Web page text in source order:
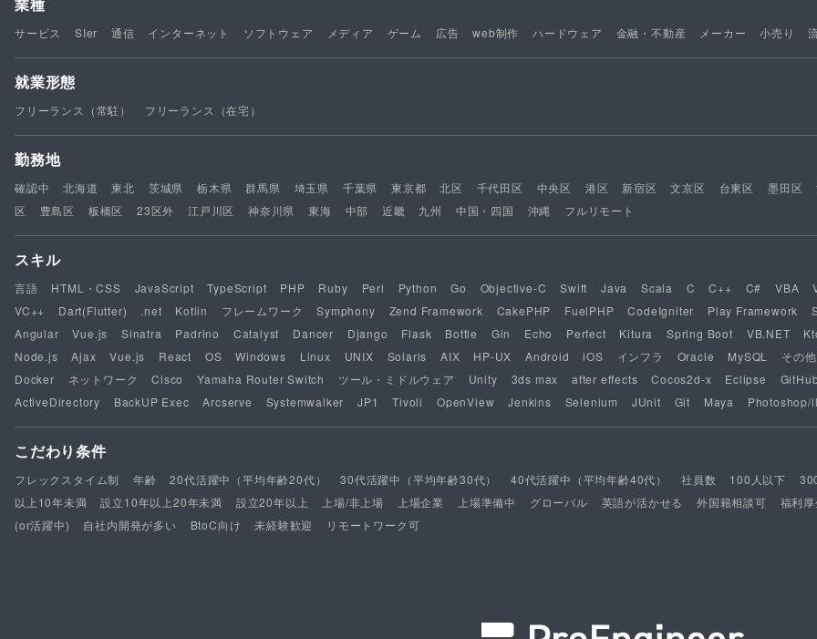
サービス SIer 通信 インターネット ソフトウェア メディア ゲーム 広告 web制作 ハードウェア 金融・不動産 メーカー 小売り
就業形態
フリーランス（常駐） フリーランス（在宅）
勤務地
確認中 北海道 東北 茨城県 栃木県 群馬県 埼玉県 千葉県 東京都 北区 千代田区 中央区 港区 新宿区 文京区 台東区 墨田区
区
豊島区 板橋区 23区外 江戸川区 神奈川県 東海 中部 近畿 九州 中国・四国 沖縄 フルリモート
スキル
言語 HTML・CSS JavaScript TypeScript PHP Ruby Perl Python Go Objective-C Swift Java Scala C C++ C# VBA
VC++
Dart(Flutter) .net Kotlin フレームワーク Symphony Zend Framework CakePHP FuelPHP CodeIgniter Play Framework
Angular
Vue.js Sinatra Padrino Catalyst Dancer Django Flask Bottle Gin Echo Perfect Kitura Spring Boot VB.NET
Node.js
Ajax Vue.js React OS Windows Linux UNIX Solaris AIX HP-UX Android iOS インフラ Oracle MySQL
その他
Docker
ネットワーク Cisco Yamaha Router Switch ツール・ミドルウェア Unity 3ds max after effects Cocos2d-x Eclipse
ActiveDirectory
BackUP Exec Arcserve Systemwalker JP1 Tivoli OpenView Jenkins Selenium JUnit Git Maya Photoshop/
こだわり条件
フレックスタイム制 年齢 20代活躍中（平均年齢20代） 30代活躍中（平均年齢30代） 40代活躍中（平均年齢40代） 社員数 100人以下
以上10年未満
設立10年以上20年未満 設立20年以上 上場/非上場 上場企業 上場準備中 グローバル 英語が活かせる 外国籍相談可
福利
(or活躍中)
自社内開発が多い BtoC向け 未経験歓迎 リモートワーク可